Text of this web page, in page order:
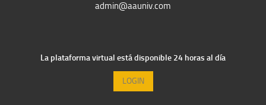
admin@aauniv.com
La plataforma virtual está disponible 24 horas al día
LOGIN